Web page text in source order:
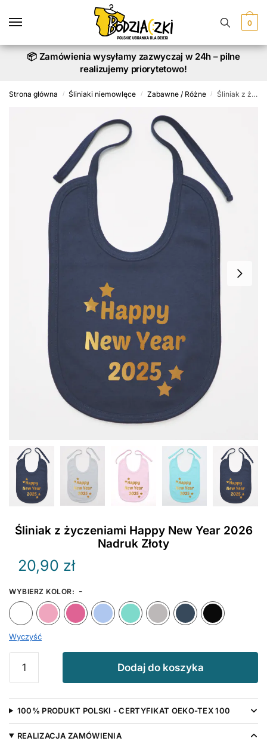
0
📦 Zamówienia wysyłamy zazwyczaj w 24h – pilne
realizujemy priorytetowo!
Strona główna / Śliniaki niemowlęce / Zabawne / Różne / Śliniak z życzeniami Happy New Year 2026 Nadruk Złoty
Śliniak z życzeniami Happy New Year 2026
Nadruk Złoty
20,90 zł
WYBIERZ KOLOR: -
Biały
Różowy Ciemny Różowy
Błękitny MiętowySzary
Wyczyść
Śliniak
z
życzeniami
Happy
Dodaj do koszyka
100% PRODUKT POLSKI - CERTYFIKAT OEKO-TEX 100
REALIZACJA ZAMÓWIENIA